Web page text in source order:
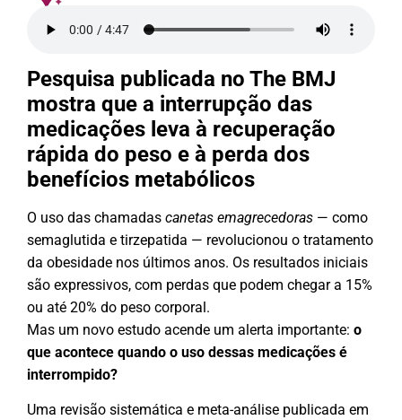
Pesquisa publicada no The BMJ
mostra que a interrupção das
medicações leva à recuperação
rápida do peso e à perda dos
benefícios metabólicos
O uso das chamadas canetas emagrecedoras — como
semaglutida e tirzepatida — revolucionou o tratamento
da obesidade nos últimos anos. Os resultados iniciais
são expressivos, com perdas que podem chegar a 15%
ou até 20% do peso corporal.
Mas um novo estudo acende um alerta importante: o
que acontece quando o uso dessas medicações é
interrompido?
Uma revisão sistemática e meta-análise publicada em